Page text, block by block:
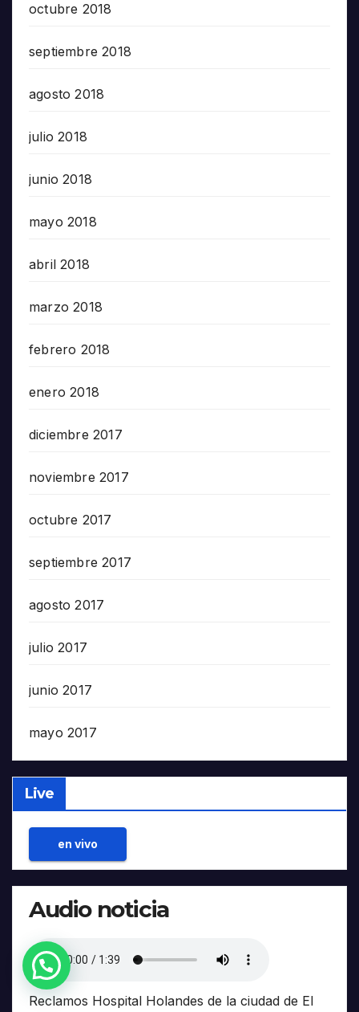
octubre 2018
septiembre 2018
agosto 2018
julio 2018
junio 2018
mayo 2018
abril 2018
marzo 2018
febrero 2018
enero 2018
diciembre 2017
noviembre 2017
octubre 2017
septiembre 2017
agosto 2017
julio 2017
junio 2017
mayo 2017
Live
en vivo
Audio noticia
Reclamos Hospital Holandes de la ciudad de El